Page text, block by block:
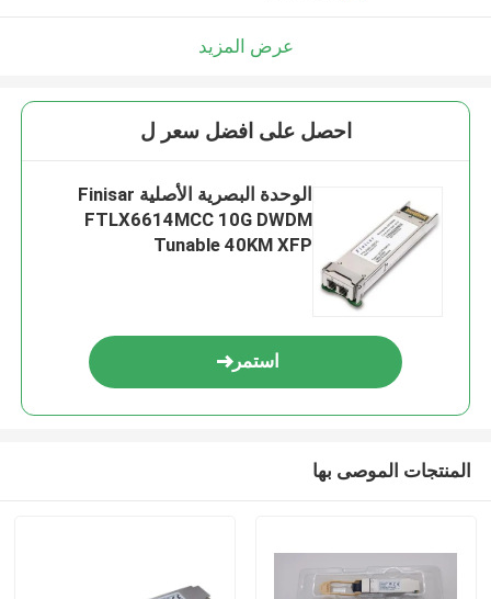
عرض المزيد
احصل على افضل سعر ل
الوحدة البصرية الأصلية Finisar
FTLX6614MCC 10G DWDM
Tunable 40KM XFP
استمر
المنتجات الموصى بها